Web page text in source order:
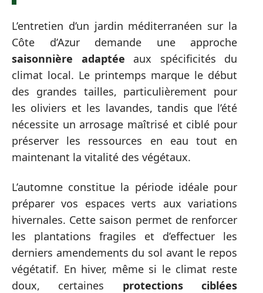
L’entretien d’un jardin méditerranéen sur la
Côte d’Azur demande une approche
saisonnière adaptée aux spécificités du
climat local. Le printemps marque le début
des grandes tailles, particulièrement pour
les oliviers et les lavandes, tandis que l’été
nécessite un arrosage maîtrisé et ciblé pour
préserver les ressources en eau tout en
maintenant la vitalité des végétaux.
L’automne constitue la période idéale pour
préparer vos espaces verts aux variations
hivernales. Cette saison permet de renforcer
les plantations fragiles et d’effectuer les
derniers amendements du sol avant le repos
végétatif. En hiver, même si le climat reste
doux, certaines protections ciblées